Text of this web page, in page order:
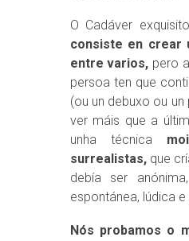
O Cadáver
consiste en crear
entre varios, pero
persoa ten que
(ou un debuxo ou
ver máis que a
unha técnica
surrealistas,que
debía ser
espontánea, lúdica
Nós probamos o